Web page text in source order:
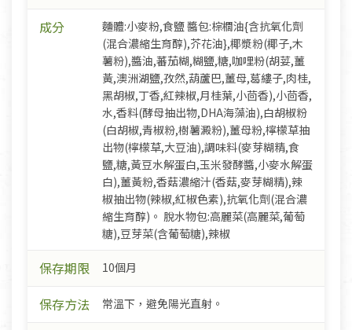
成分
麵體:小麥粉,食鹽 醬包:棕櫚油{含抗氧化劑
(混合濃縮生育醇),芥花油},椰漿粉(椰子,木
薯粉),醬油,蕃茄糊,糊鹽,糖,咖哩粉(胡荽,薑
黃,澳洲湖鹽,孜然,葫蘆巴,薑母,葛縷子,肉桂,
黑胡椒,丁香,紅辣椒,月桂葉,小茴香),小茴香,
水,香料(酵母抽出物,DHA海藻油),白胡椒粉
(白胡椒,青椒粉,樹薯澱粉),薑母粉,檸檬草抽
出物(檸檬草,大豆油),調味料(麥芽糊精,食
鹽,糖,黃豆水解蛋白,玉米發酵醬,小麥水解蛋
白),薑黃粉,香菇濃縮汁(香菇,麥芽糊精),辣
椒抽出物(辣椒,紅椒色素),抗氧化劑(混合濃
縮生育醇)。 脫水物包:高麗菜(高麗菜,葡萄
糖),豆芽菜(含葡萄糖),辣椒
保存期限 10個月
保存方法 常溫下，避免陽光直射。